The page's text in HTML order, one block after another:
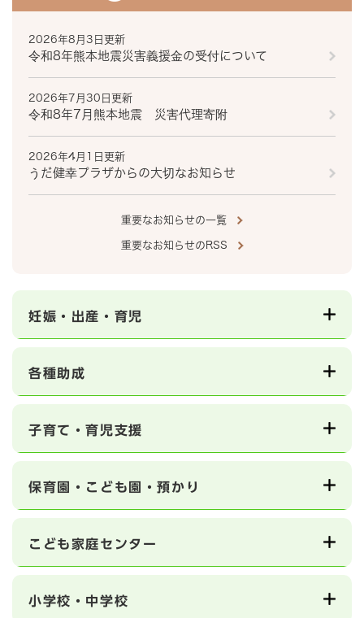
2026年8月3日更新
令和8年熊本地震災害義援金の受付について
2026年7月30日更新
令和8年7月熊本地震 災害代理寄附
2026年4月1日更新
うだ健幸プラザからの大切なお知らせ
重要なお知らせの一覧
重要なお知らせのRSS
妊娠・出産・育児
各種助成
子育て・育児支援
保育園・こども園・預かり
こども家庭センター
小学校・中学校